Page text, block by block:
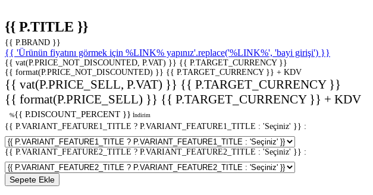
{{ P.TITLE }}
{{ P.BRAND }}
{{ 'Ürünün fiyatını görmek için %LINK% yapınız'.replace('%LINK%', 'bayi girişi') }}
{{ vat(P.PRICE_NOT_DISCOUNTED, P.VAT) }} {{ P.TARGET_CURRENCY }}
{{ format(P.PRICE_NOT_DISCOUNTED) }} {{ P.TARGET_CURRENCY }} + KDV
{{ vat(P.PRICE_SELL, P.VAT) }} {{ P.TARGET_CURRENCY }}
{{ format(P.PRICE_SELL) }} {{ P.TARGET_CURRENCY }} + KDV
%{{ P.DISCOUNT_PERCENT }} İndirim
{{ P.VARIANT_FEATURE1_TITLE ? P.VARIANT_FEATURE1_TITLE : 'Seçiniz' }} :
{{ P.VARIANT_FEATURE2_TITLE ? P.VARIANT_FEATURE2_TITLE : 'Seçiniz' }} :
Sepete Ekle